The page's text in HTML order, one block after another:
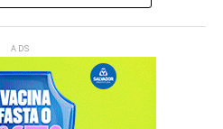
(STF). Na abertura dos
a importância do debate
a decisão representa um
ADS